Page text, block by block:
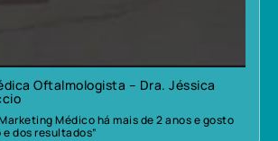
Oftalmologista – Dra. Jéssica
Médico há mais de 2 anos e gosto
dos resultados”